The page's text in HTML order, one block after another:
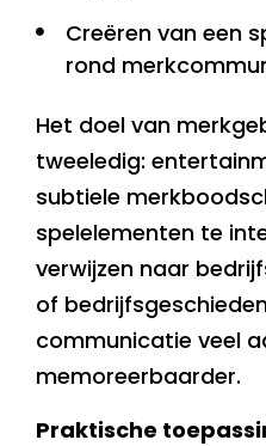
Creëren van een
rond
Het doel van
tweeledig:
subtiele
spelelementen te
verwijzen naar
of
communicatie veel
memoreerbaarder.
Praktische